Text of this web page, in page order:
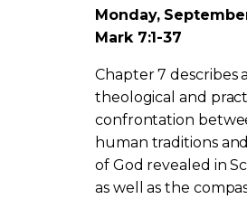
Monday,
Mark 7:1-37
Chapter 7 describes a
theological and
confrontation
human traditions
of God revealed in
as well as the